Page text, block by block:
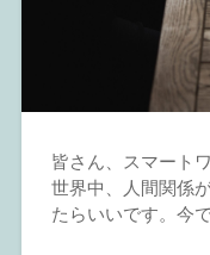
皆さん、スマート
世界中、人間関係
たらいいです。今